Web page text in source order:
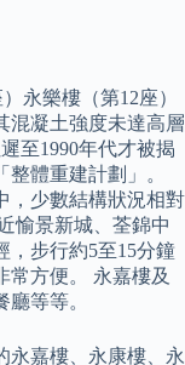
永樂樓（第12座）
混凝土強度未達高層
至1990年代才被揭
體重建計劃」。
，少數結構狀況相對
愉景新城、荃錦中
，步行約5至15分鐘
常方便。 永嘉樓及
等等。
永嘉樓、永康樓、永